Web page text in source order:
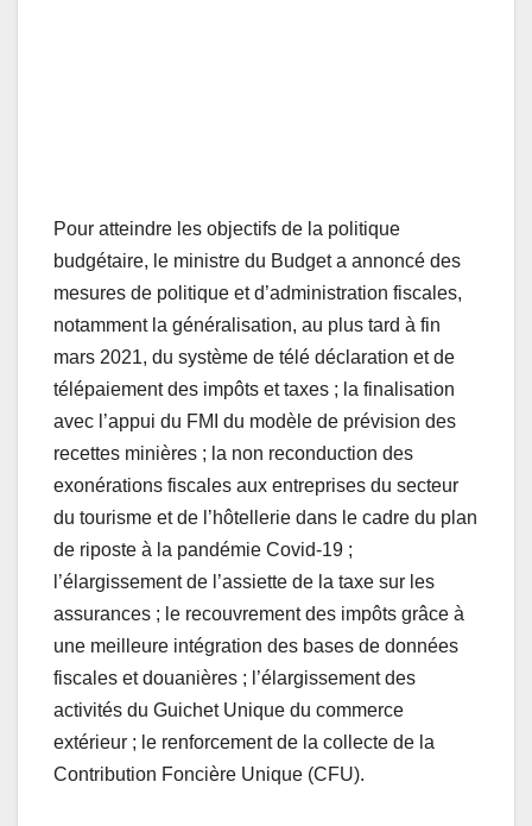
Pour atteindre les objectifs de la politique
budgétaire, le ministre du Budget a annoncé des
mesures de politique et d’administration fiscales,
notamment la généralisation, au plus tard à fin
mars 2021, du système de télé déclaration et de
télépaiement des impôts et taxes ; la finalisation
avec l’appui du FMI du modèle de prévision des
recettes minières ; la non reconduction des
exonérations fiscales aux entreprises du secteur
du tourisme et de l’hôtellerie dans le cadre du plan
de riposte à la pandémie Covid-19 ;
l’élargissement de l’assiette de la taxe sur les
assurances ; le recouvrement des impôts grâce à
une meilleure intégration des bases de données
fiscales et douanières ; l’élargissement des
activités du Guichet Unique du commerce
extérieur ; le renforcement de la collecte de la
Contribution Foncière Unique (CFU).